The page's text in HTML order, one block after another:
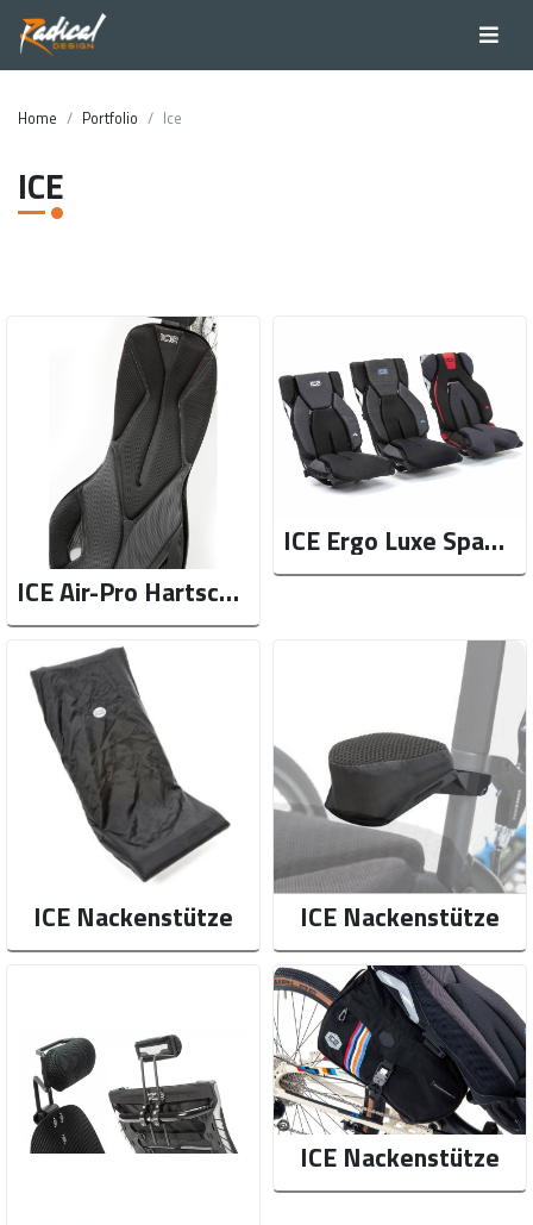
Home Portfolio Ice
ICE
ICE Air-Pro Hartschalen-Auflage (M + L)
ICE Ergo Luxe Spannsitze
ICE Nackenstütze ICE Nackenstütze
ICE Nackenstütze